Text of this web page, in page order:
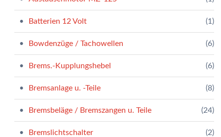
Batterien 12 Volt (1)
Bowdenzüge / Tachowellen (6)
Brems.-Kupplungshebel (6)
Bremsanlage u. -Teile (8)
Bremsbeläge / Bremszangen u. Teile (24)
Bremslichtschalter (2)